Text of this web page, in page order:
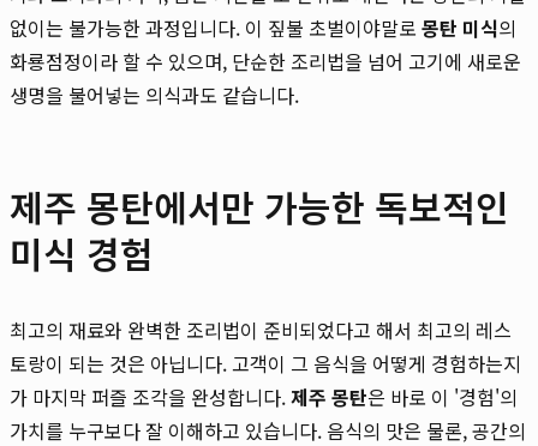
없이는 불가능한 과정입니다. 이 짚불 초벌이야말로 몽탄 미식의
화룡점정이라 할 수 있으며, 단순한 조리법을 넘어 고기에 새로운
생명을 불어넣는 의식과도 같습니다.
제주 몽탄에서만 가능한 독보적인
미식 경험
최고의 재료와 완벽한 조리법이 준비되었다고 해서 최고의 레스
토랑이 되는 것은 아닙니다. 고객이 그 음식을 어떻게 경험하는지
가 마지막 퍼즐 조각을 완성합니다.제주 몽탄은 바로 이 '경험'의
가치를 누구보다 잘 이해하고 있습니다. 음식의 맛은 물론, 공간의